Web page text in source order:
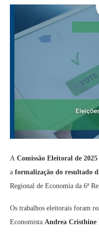
A Comissão Eleitoral de
a formalização do resultado
Regional de Economia da 6ª
Os trabalhos eleitorais foram
Economista Andrea Cristhine